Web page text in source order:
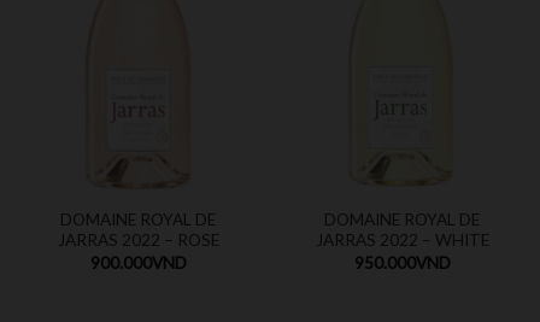
DOMAINE ROYAL DE
JARRAS 2022 – ROSE
900.000VND
DOMAINE ROYAL DE
JARRAS 2022 – WHITE
950.000VND